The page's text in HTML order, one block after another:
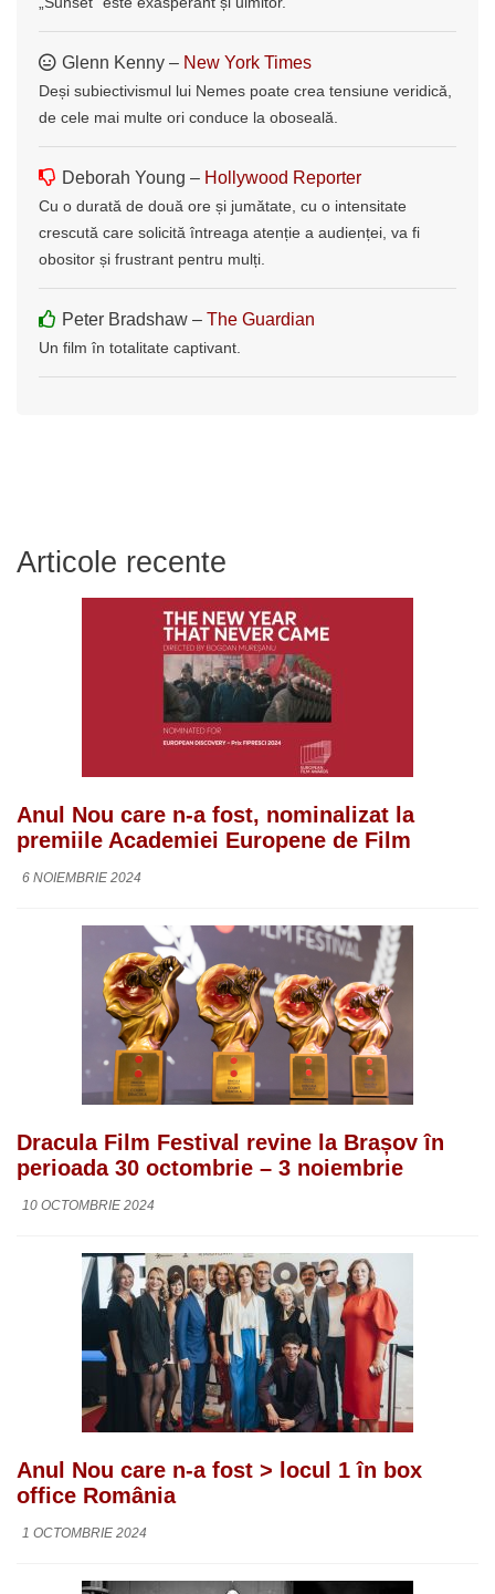
Glenn Kenny – New York Times
Deși subiectivismul lui Nemes poate crea tensiune veridică,
de cele mai multe ori conduce la oboseală.
Deborah Young – Hollywood Reporter
Cu o durată de două ore și jumătate, cu o intensitate
crescută care solicită întreaga atenție a audienței, va fi
obositor și frustrant pentru mulți.
Peter Bradshaw – The Guardian
Un film în totalitate captivant.
Articole recente
Anul Nou care n-a fost, nominalizat la
premiile Academiei Europene de Film
6 NOIEMBRIE 2024
Dracula Film Festival revine la Brașov în
perioada 30 octombrie – 3 noiembrie
10 OCTOMBRIE 2024
Anul Nou care n-a fost > locul 1 în box
office România
1 OCTOMBRIE 2024